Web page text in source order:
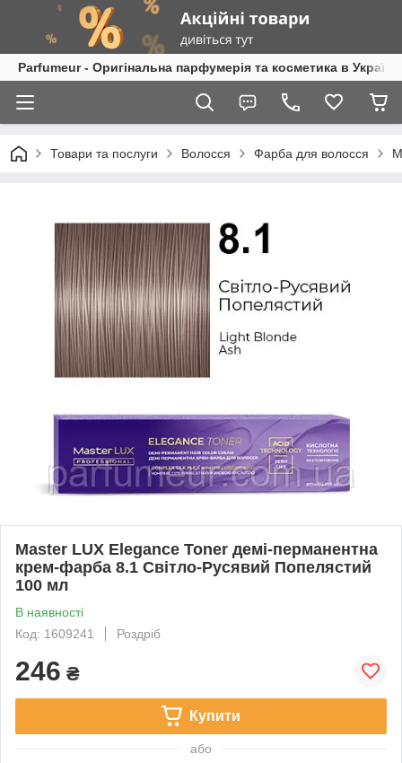
Parfumeur - Оригінальна парфумерія та косметика в Україні
Товари та послуги Волосся Фарба для волосся
Master LUX Elegance Toner демі-перманентна
крем-фарба 8.1 Свiтло-Русявий Попелястий
100 мл
В наявності
Код: 1609241
Роздріб
246 ₴
Купити
або